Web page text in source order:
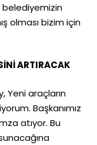
belediyemizin
olması bizim için
ARTIRACAK
Yeni araçların
Başkanımız
atıyor. Bu